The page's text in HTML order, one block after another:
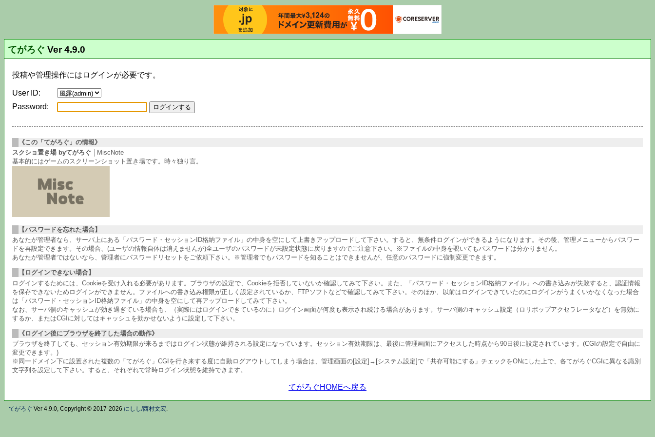
てがろぐ Ver 4.9.0
投稿や管理操作にはログインが必要です。
User ID:
Password:
《この「てがろぐ」の情報》
スクショ置き場 byてがろぐ │MiscNote
基本的にはゲームのスクリーンショット置き場です。時々独り言。
【パスワードを忘れた場合】
あなたが管理者なら、サーバ上にある「パスワード・セッションID格納ファイル」の中身を空にして上書きアップロードして下さい。すると、無条件ログインができるようになります。その後、管理メニューからパスワー
ドを再設定できます。その場合、(ユーザの情報自体は消えませんが)全ユーザのパスワードが未設定状態に戻りますのでご注意下さい。※ファイルの中身を覗いてもパスワードは分かりません。
あなたが管理者ではないなら、管理者にパスワードリセットをご依頼下さい。※管理者でもパスワードを知ることはできませんが、任意のパスワードに強制変更できます。
【ログインできない場合】
ログインするためには、Cookieを受け入れる必要があります。ブラウザの設定で、Cookieを拒否していないか確認してみて下さい。また、「パスワード・セッションID格納ファイル」への書き込みが失敗すると、認証情報
を保存できないためログインができません。ファイルへの書き込み権限が正しく設定されているか、FTPソフトなどで確認してみて下さい。そのほか、以前はログインできていたのにログインがうまくいかなくなった場合
は「パスワード・セッションID格納ファイル」の中身を空にして再アップロードしてみて下さい。
なお、サーバ側のキャッシュが効き過ぎている場合も、（実際にはログインできているのに）ログイン画面が何度も表示され続ける場合があります。サーバ側のキャッシュ設定（ロリポップアクセラレータなど）を無効に
するか、またはCGIに対してはキャッシュを効かせないように設定して下さい。
《ログイン後にブラウザを終了した場合の動作》
ブラウザを終了しても、セッション有効期限が来るまではログイン状態が維持される設定になっています。セッション有効期限は、最後に管理画面にアクセスした時点から90日後に設定されています。(CGIの設定で自由に
変更できます。)
※同一ドメイン下に設置された複数の「てがろぐ」CGIを行き来する度に自動ログアウトしてしまう場合は、管理画面の[設定]→[システム設定]で「共存可能にする」チェックをONにした上で、各てがろぐCGIに異なる識別
文字列を設定して下さい。すると、それぞれで常時ログイン状態を維持できます。
てがろぐHOMEへ戻る
てがろぐ Ver 4.9.0, Copyright © 2017-2026 にしし/西村文宏.